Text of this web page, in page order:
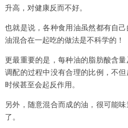
升高，对健康反而不好。
也就是说，各种食用油虽然都有自
油混合在一起吃的做法是不科学的！
更最重要的是，每种油的脂肪酸含
调配的过程中没有合理的比例，不
时候甚至会起反作用。
另外，随意混合而成的油，很可能
了。